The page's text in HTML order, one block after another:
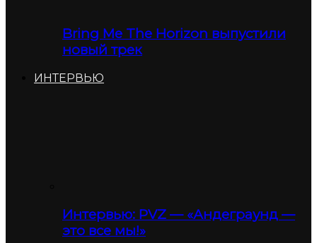
Bring Me The Horizon выпустили
новый трек
ИНТЕРВЬЮ
Интервью: PVZ — «Андеграунд —
это все мы!»